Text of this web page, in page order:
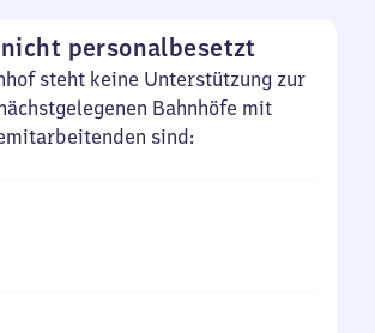
personalbesetzt
steht keine Unterstützung zur
Bahnhöfe mit
sind: